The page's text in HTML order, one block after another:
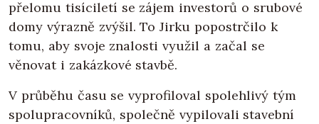
přelomu tisíciletí se zájem investorů o srubové
domy výrazně zvýšil. To Jirku popostrčilo k
tomu, aby svoje znalosti využil a začal se
věnovat i zakázkové stavbě.
V průběhu času se vyprofiloval spolehlivý tým
spolupracovníků, společně vypilovali stavební